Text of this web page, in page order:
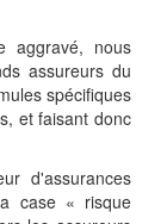
aggravé, nous
assureurs du
spécifiques
et faisant donc
d'assurances
case « risque